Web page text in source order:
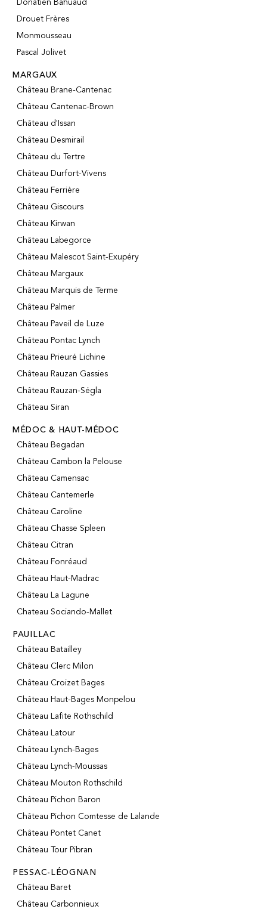
Donatien Bahuaud
Drouet Frères
Monmousseau
Pascal Jolivet
MARGAUX
Château Brane-Cantenac
Château Cantenac-Brown
Château d'Issan
Château Desmirail
Château du Tertre
Château Durfort-Vivens
Château Ferrière
Château Giscours
Château Kirwan
Château Labegorce
Château Malescot Saint-Exupéry
Château Margaux
Château Marquis de Terme
Château Palmer
Château Paveil de Luze
Château Pontac Lynch
Château Prieuré Lichine
Château Rauzan Gassies
Château Rauzan-Ségla
Château Siran
MÉDOC & HAUT-MÉDOC
Château Begadan
Château Cambon la Pelouse
Château Camensac
Château Cantemerle
Château Caroline
Château Chasse Spleen
Château Citran
Château Fonréaud
Château Haut-Madrac
Château La Lagune
Chateau Sociando-Mallet
PAUILLAC
Château Batailley
Château Clerc Milon
Château Croizet Bages
Château Haut-Bages Monpelou
Château Lafite Rothschild
Château Latour
Château Lynch-Bages
Château Lynch-Moussas
Château Mouton Rothschild
Château Pichon Baron
Château Pichon Comtesse de Lalande
Château Pontet Canet
Château Tour Pibran
PESSAC-LÉOGNAN
Château Baret
Château Carbonnieux